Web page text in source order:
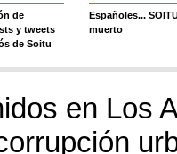
de
y tweets
de Soitu
Españoles...
muerto
en Los